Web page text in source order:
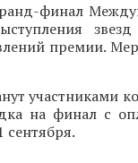
финал
звезд
премии.
участниками
на финал с
сентября.